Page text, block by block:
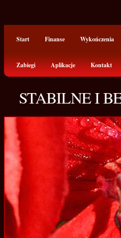
Start Finanse Wykończenia
Zabiegi Aplikacje Kontakt
STABILNE I